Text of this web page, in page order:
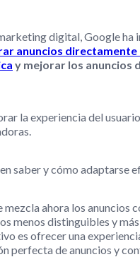
digital, Google ha
anuncios directamente
y mejorar los anuncios
la experiencia del
saber y cómo adaptarse
mezcla ahora los anuncios
menos distinguibles y
es ofrecer una
perfecta de anuncios y